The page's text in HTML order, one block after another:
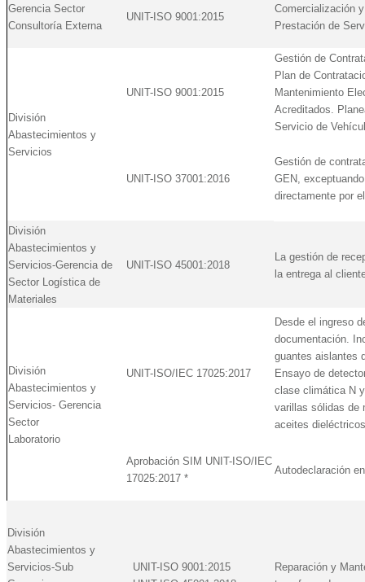
Gerencia Sector
Consultoría Externa
UNIT-ISO 9001:2015
Comercialización
Prestación de
División
Abastecimientos y
Servicios
UNIT-ISO 9001:2015
Gestión de
Plan de
Mantenimiento
Acreditados.
Servicio de
UNIT-ISO 37001:2016
Gestión de
GEN,
directamente por
División
Abastecimientos y
Servicios-Gerencia de
Sector Logística de
Materiales
UNIT-ISO 45001:2018
La gestión de
la entrega al
División
Abastecimientos y
Servicios- Gerencia
Sector
Laboratorio
UNIT-ISO/IEC 17025:2017
Desde el ingreso
documentación.
guantes aislantes
Ensayo de
clase climática N
varillas sólidas de
aceites
Aprobación SIM UNIT-ISO/IEC
17025:2017 *
Autodeclaración
División
Abastecimientos y
Servicios-Sub
UNIT-ISO 9001:2015
Reparación y